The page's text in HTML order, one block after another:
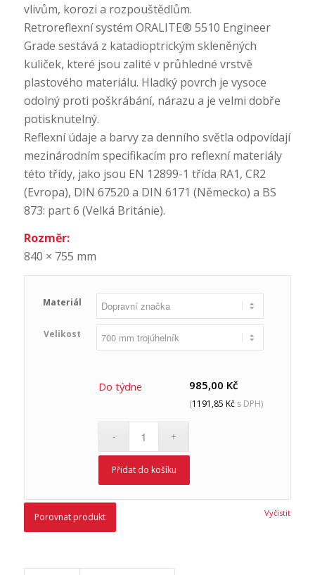
vlivům, korozi a rozpouštědlům.
Retroreflexní systém ORALITE® 5510 Engineer
Grade sestává z katadioptrickým skleněných
kuliček, které jsou zalité v průhledné vrstvě
plastového materiálu. Hladký povrch je vysoce
odolný proti poškrábání, nárazu a je velmi dobře
potisknutelný.
Reflexní údaje a barvy za denního světla odpovídají
mezinárodním specifikacím pro reflexní materiály
této třídy, jako jsou EN 12899-1 třída RA1, CR2
(Evropa), DIN 67520 a DIN 6171 (Německo) a BS
873: part 6 (Velká Británie).
Rozměr:
840 × 755 mm
Materiál
Velikost
Vyčistit
985,00 Kč
(1191,85 Kč s DPH)
Do týdne
Přidat do košíku
Porovnat produkt